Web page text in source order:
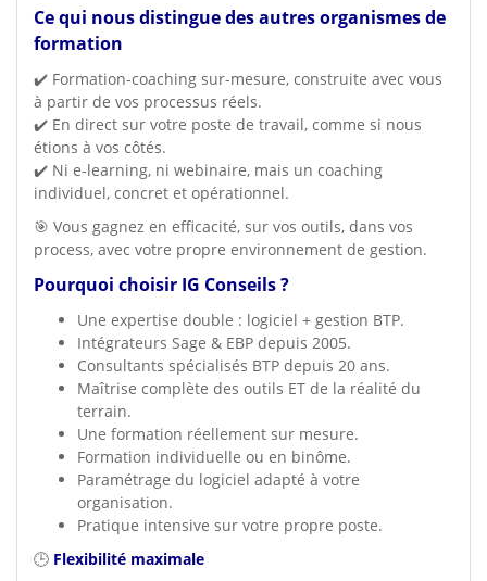
Ce qui nous distingue des autres organismes de
formation
✔️ Formation-coaching sur-mesure, construite avec vous
à partir de vos processus réels.
✔️ En direct sur votre poste de travail, comme si nous
étions à vos côtés.
✔️ Ni e-learning, ni webinaire, mais un coaching
individuel, concret et opérationnel.
🎯 Vous gagnez en efficacité, sur vos outils, dans vos
process, avec votre propre environnement de gestion.
Pourquoi choisir IG Conseils ?
Une expertise double : logiciel + gestion BTP.
Intégrateurs Sage & EBP depuis 2005.
Consultants spécialisés BTP depuis 20 ans.
Maîtrise complète des outils ET de la réalité du
terrain.
Une formation réellement sur mesure.
Formation individuelle ou en binôme.
Paramétrage du logiciel adapté à votre
organisation.
Pratique intensive sur votre propre poste.
🕒 Flexibilité maximale